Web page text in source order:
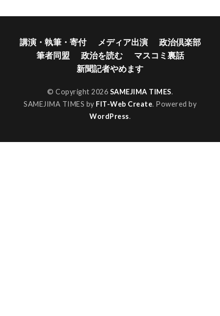
講演・執筆・寄付 メディア出演
政治倶楽部
筆者同盟
政治を読む
マスコミ裏話
新聞記者やめます
© Copyright 2026 SAMEJIMA TIMES.
SAMEJIMA TIMES by FIT-Web Create. Powered by
WordPress.